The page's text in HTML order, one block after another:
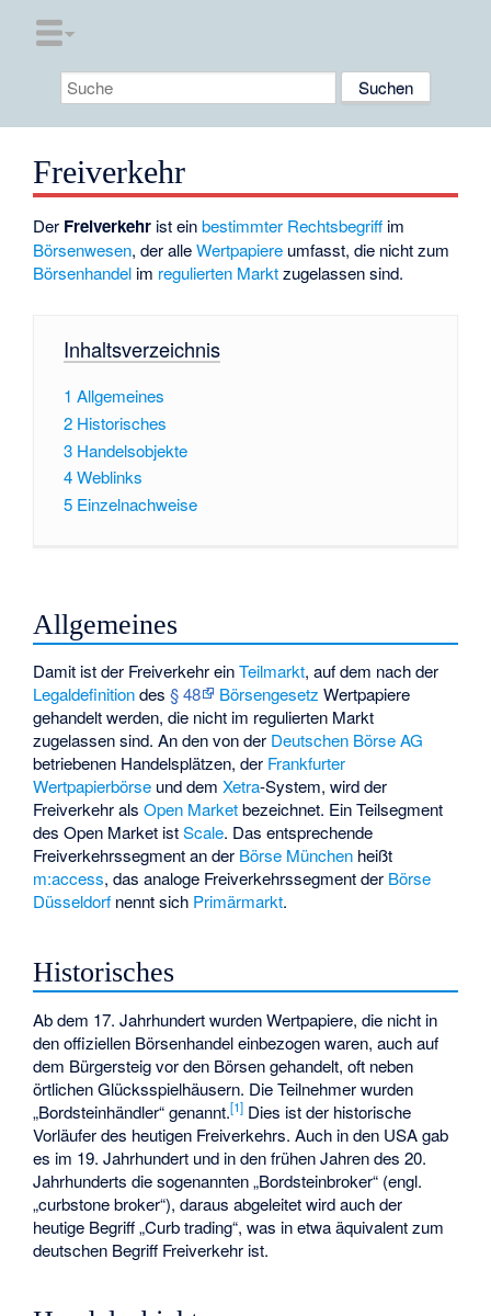
Freiverkehr
Der Freiverkehr ist einbestimmter Rechtsbegriff im
Börsenwesen, der alleWertpapiere umfasst, die nicht zum
Börsenhandel im regulierten Marktzugelassen sind.
Inhaltsverzeichnis
1 Allgemeines
2 Historisches
3 Handelsobjekte
4Weblinks
5 Einzelnachweise
Allgemeines
Damit ist der Freiverkehr einTeilmarkt, auf dem nach der
Legaldefinitiondes§ 48 Börsengesetz Wertpapiere
gehandelt werden, die nicht im regulierten Markt
zugelassen sind. An den von der Deutschen Börse AG
betriebenen Handelsplätzen, der Frankfurter
Wertpapierbörse und demXetra-System, wird der
Freiverkehr alsOpen Marketbezeichnet. Ein Teilsegment
des Open Market istScale. Das entsprechende
Freiverkehrssegment an der Börse München heißt
m:access, das analoge Freiverkehrssegment der Börse
Düsseldorf nennt sich Primärmarkt.
Historisches
Ab dem 17. Jahrhundert wurden Wertpapiere, die nicht in
den offiziellen Börsenhandel einbezogen waren, auch auf
dem Bürgersteig vor den Börsen gehandelt, oft neben
örtlichen Glücksspielhäusern. Die Teilnehmer wurden
„Bordsteinhändler“ genannt.[1] Dies ist der historische
Vorläufer des heutigen Freiverkehrs. Auch in den USA gab
es im 19. Jahrhundert und in den frühen Jahren des 20.
Jahrhunderts die sogenannten „Bordsteinbroker“ (engl.
„curbstone broker“), daraus abgeleitet wird auch der
heutige Begriff „Curb trading“, was in etwa äquivalent zum
deutschen Begriff Freiverkehr ist.